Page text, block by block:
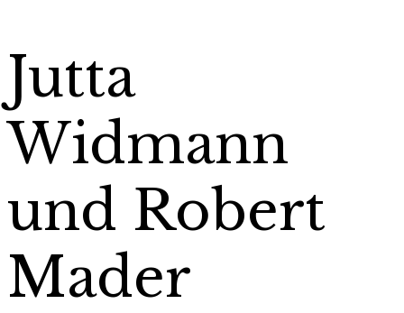
Jutta
Widmann
und Robert
Mader